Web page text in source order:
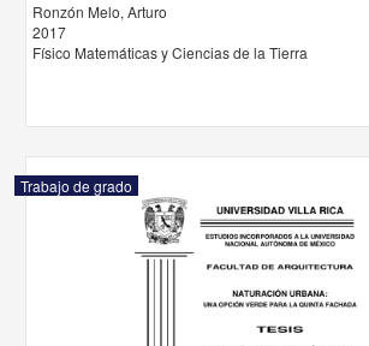
Ronzón Melo, Arturo
2017
Físico Matemáticas y Ciencias de la Tierra
Trabajo de grado